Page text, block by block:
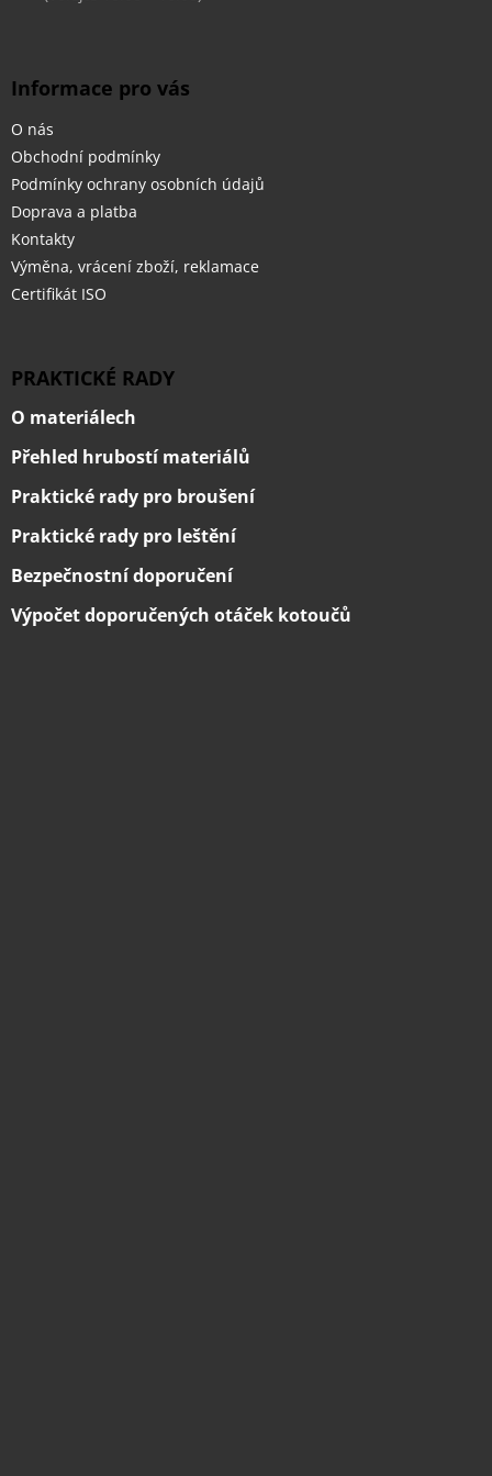
Informace pro vás
O nás
Obchodní podmínky
Podmínky ochrany osobních údajů
Doprava a platba
Kontakty
Výměna, vrácení zboží, reklamace
Certifikát ISO
PRAKTICKÉ RADY
O materiálech
Přehled hrubostí materiálů
Praktické rady pro broušení
Praktické rady pro leštění
Bezpečnostní doporučení
Výpočet doporučených otáček kotoučů